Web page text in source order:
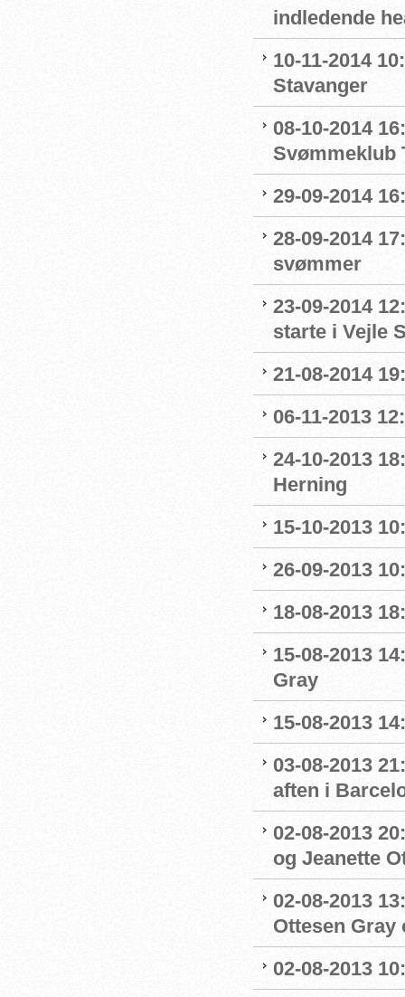
indledende
10-11-2014
Stavanger
08-10-2014
Svømmeklub
29-09-2014
28-09-2014
svømmer
23-09-2014
starte i Vejle
21-08-2014
06-11-2013
24-10-2013
Herning
15-10-2013
26-09-2013
18-08-2013
15-08-2013
Gray
15-08-2013
03-08-2013
aften i
02-08-2013
og Jeanette
02-08-2013
Ottesen Gray
02-08-2013